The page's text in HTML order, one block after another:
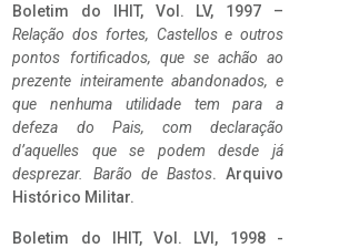
Boletim do IHIT, Vol. LV, 1997 –
Relação dos fortes, Castellos e outros
pontos fortificados, que se achão ao
prezente inteiramente abandonados, e
que nenhuma utilidade tem para a
defeza do Pais, com declaração
d’aquelles que se podem desde já
desprezar. Barão de Bastos. Arquivo
Histórico Militar.
Boletim do IHIT, Vol. LVI, 1998 -